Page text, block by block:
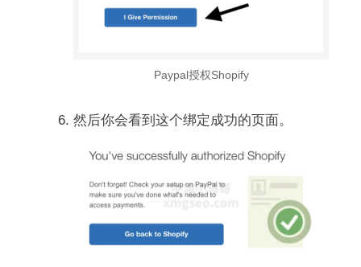
Paypal授权Shopify
然后你会看到这个绑定成功的页面。